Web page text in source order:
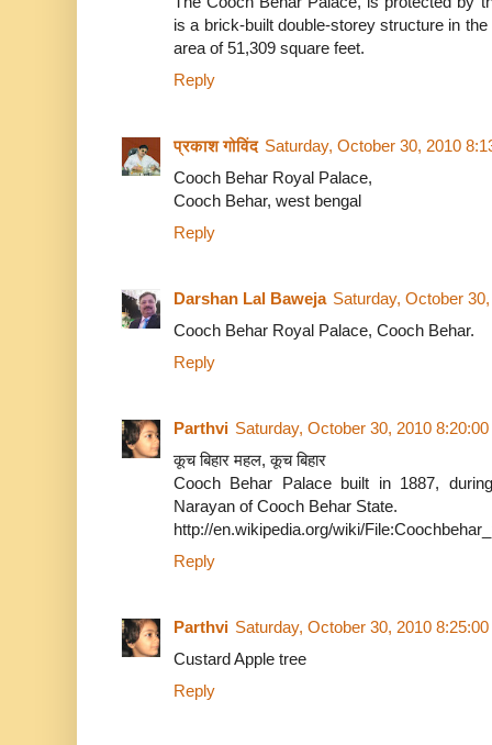
is a brick-built double-storey structure in
area of 51,309 square feet.
Reply
प्रकाश गोविंद Saturday, October 30, 2010
Cooch Behar Royal Palace,
Cooch Behar, west bengal
Reply
Darshan Lal Baweja Saturday, October
Cooch Behar Royal Palace, Cooch Behar.
Reply
Parthvi Saturday, October 30, 2010
कूच बिहार महल, कूच बिहार
Cooch Behar Palace built in 1887,
Narayan of Cooch Behar State.
http://en.wikipedia.org/wiki/
Reply
Parthvi Saturday, October 30, 2010
Custard Apple tree
Reply